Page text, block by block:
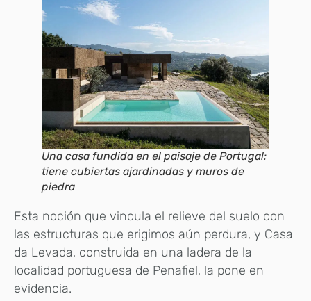
Una casa fundida en el paisaje de Portugal:
tiene cubiertas ajardinadas y muros de
piedra
Esta noción que vincula el relieve del suelo con
las estructuras que erigimos aún perdura, y Casa
da Levada, construida en una ladera de la
localidad portuguesa de Penafiel, la pone en
evidencia.